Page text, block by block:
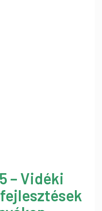
– Vidéki